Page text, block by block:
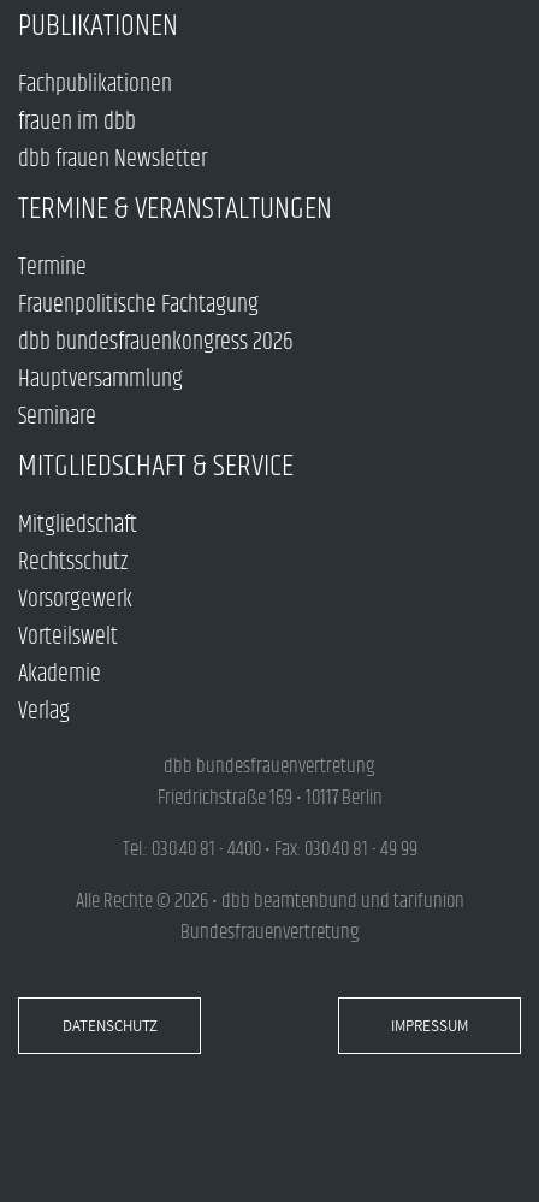
PUBLIKATIONEN
Fachpublikationen
frauen im dbb
dbb frauen Newsletter
TERMINE & VERANSTALTUNGEN
Termine
Frauenpolitische Fachtagung
dbb bundesfrauenkongress 2026
Hauptversammlung
Seminare
MITGLIEDSCHAFT & SERVICE
Mitgliedschaft
Rechtsschutz
Vorsorgewerk
Vorteilswelt
Akademie
Verlag
dbb bundesfrauenvertretung
Friedrichstraße 169 • 10117 Berlin
Tel.: 030.40 81 - 4400 • Fax: 030.40 81 - 49 99
Alle Rechte © 2026 • dbb beamtenbund und tarifunion
Bundesfrauenvertretung
DATENSCHUTZ IMPRESSUM